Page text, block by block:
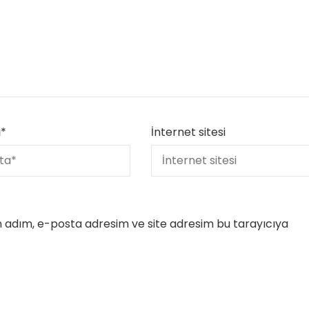
* İnternet sitesi
adım, e-posta adresim ve site adresim bu tarayıcıya
Yetenekli Kadınlar Manşet Yetenekli
Sahibi, Girişimci,